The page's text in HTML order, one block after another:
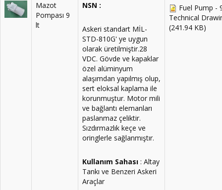
Mazot
Pompası 9
lt
NSN :
Askeri standart MİL-
STD-810G' ye uygun
olarak üretilmiştir.28
VDC. Gövde ve kapaklar
özel alüminyum
alaşımdan yapılmış olup,
sert eloksal kaplama ile
korunmuştur. Motor mili
ve bağlantı elemanları
paslanmaz çeliktir.
Sızdırmazlık keçe ve
oringlerle sağlanmıştır.
Kullanım Sahası : Altay
Tankı ve Benzeri Askeri
Araçlar
Fuel Pump -
Technical
(241.94 KB)